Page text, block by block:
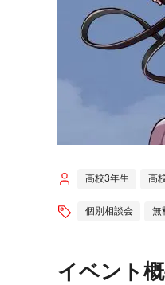
高校3年生 高
個別相談会 無
イベント